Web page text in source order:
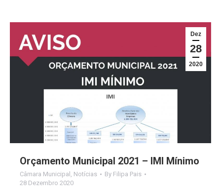
Dez
28
2020
Orçamento Municipal 2021 – IMI Mínimo
Câmara Municipal Notícias By Filipa Pais
28 Dezembro 2020